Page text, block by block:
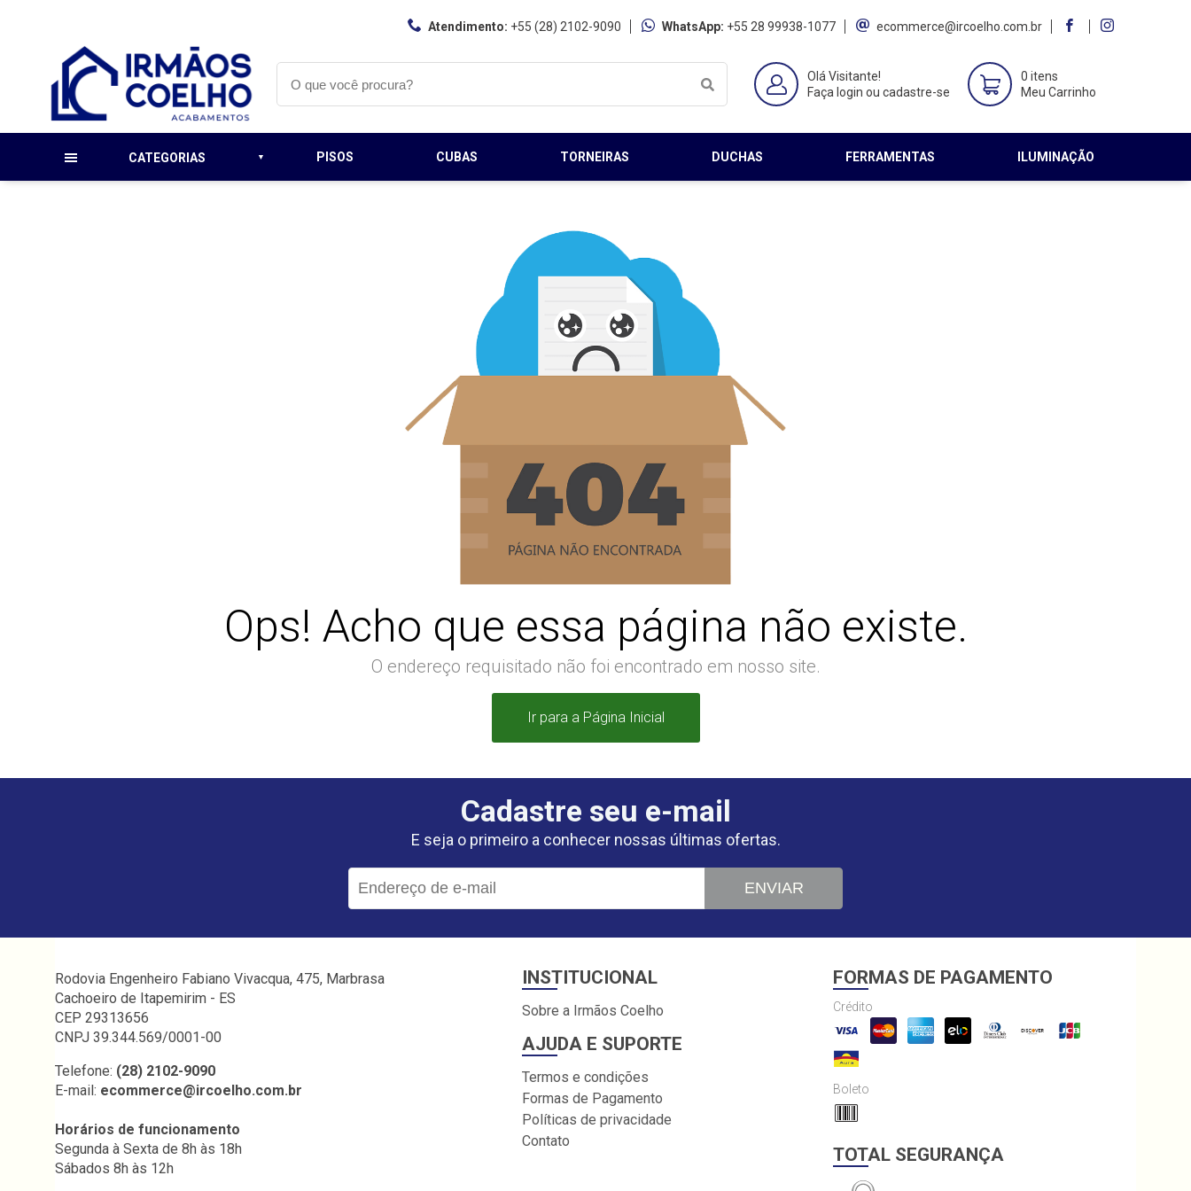
Atendimento: +55 (28) 2102-9090 WhatsApp: +55 28 99938-1077 ecommerce@ircoelho.com.br
Olá Visitante!
Faça login ou cadastre-se
0 itens
Meu Carrinho
CATEGORIAS PISOS CUBAS TORNEIRAS DUCHAS FERRAMENTAS ILUMINAÇÃO
Ops! Acho que essa página não existe.
O endereço requisitado não foi encontrado em nosso site.
Ir para a Página Inicial
Cadastre seu e-mail
E seja o primeiro a conhecer nossas últimas ofertas.
ENVIAR
Rodovia Engenheiro Fabiano Vivacqua, 475, Marbrasa
Cachoeiro de Itapemirim - ES
CEP 29313656
CNPJ 39.344.569/0001-00
Telefone: (28) 2102-9090
E-mail: ecommerce@ircoelho.com.br
Horários de funcionamento
Segunda à Sexta de 8h às 18h
Sábados 8h às 12h
INSTITUCIONAL
Sobre a Irmãos Coelho
AJUDA E SUPORTE
Termos e condições
Formas de Pagamento
Políticas de privacidade
Contato
FORMAS DE PAGAMENTO
Crédito
Boleto
TOTAL SEGURANÇA